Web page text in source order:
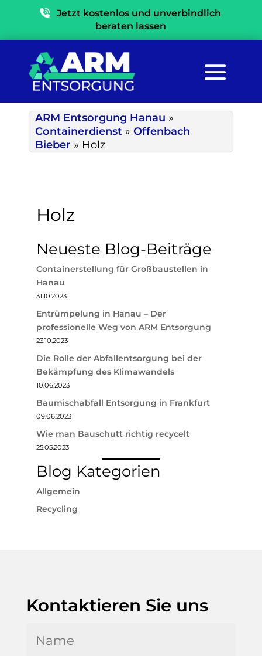
Jetzt kostenlos und unverbindlich
beraten lassen
ARM Entsorgung Hanau »
Containerdienst » Offenbach
Bieber » Holz
Holz
Neueste Blog-Beiträge
Containerstellung für Großbaustellen in
Hanau
31.10.2023
Entrümpelung in Hanau – Der
professionelle Weg von ARM Entsorgung
23.10.2023
Die Rolle der Abfallentsorgung bei der
Bekämpfung des Klimawandels
10.06.2023
Baumischabfall Entsorgung in Frankfurt
09.06.2023
Wie man Bauschutt richtig recycelt
25.05.2023
Blog Kategorien
Allgemein
Recycling
Kontaktieren Sie uns